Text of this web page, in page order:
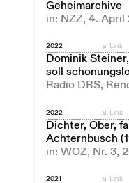
Geheimarchive
in: NZZ, 4. April
2022
Dominik
soll
Radio DRS,
Link
2022
Dichter, Ober,
Achternbusch
in: WOZ, Nr. 3,
Link
2021 Link